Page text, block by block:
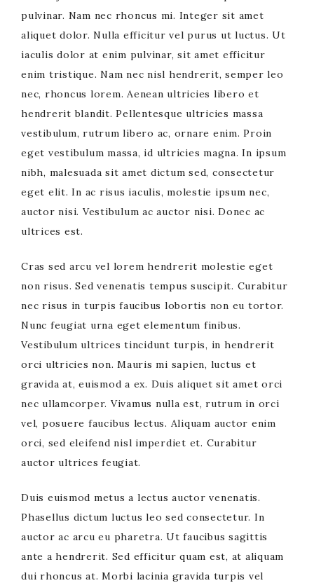
pulvinar. Nam nec rhoncus mi. Integer sit amet
aliquet dolor. Nulla efficitur vel purus ut luctus. Ut
iaculis dolor at enim pulvinar, sit amet efficitur
enim tristique. Nam nec nisl hendrerit, semper leo
nec, rhoncus lorem. Aenean ultricies libero et
hendrerit blandit. Pellentesque ultricies massa
vestibulum, rutrum libero ac, ornare enim. Proin
eget vestibulum massa, id ultricies magna. In ipsum
nibh, malesuada sit amet dictum sed, consectetur
eget elit. In ac risus iaculis, molestie ipsum nec,
auctor nisi. Vestibulum ac auctor nisi. Donec ac
ultrices est.
Cras sed arcu vel lorem hendrerit molestie eget
non risus. Sed venenatis tempus suscipit. Curabitur
nec risus in turpis faucibus lobortis non eu tortor.
Nunc feugiat urna eget elementum finibus.
Vestibulum ultrices tincidunt turpis, in hendrerit
orci ultricies non. Mauris mi sapien, luctus et
gravida at, euismod a ex. Duis aliquet sit amet orci
nec ullamcorper. Vivamus nulla est, rutrum in orci
vel, posuere faucibus lectus. Aliquam auctor enim
orci, sed eleifend nisl imperdiet et. Curabitur
auctor ultrices feugiat.
Duis euismod metus a lectus auctor venenatis.
Phasellus dictum luctus leo sed consectetur. In
auctor ac arcu eu pharetra. Ut faucibus sagittis
ante a hendrerit. Sed efficitur quam est, at aliquam
dui rhoncus at. Morbi lacinia gravida turpis vel